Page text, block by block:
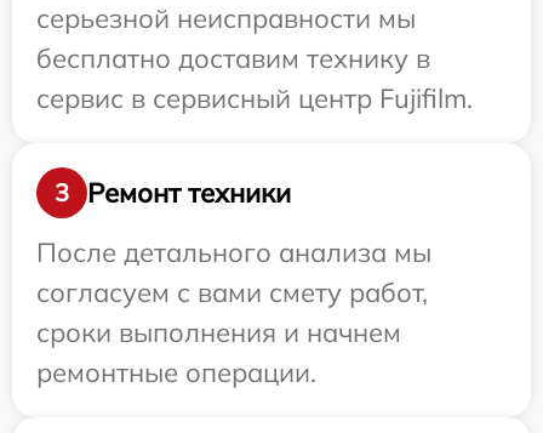
серьезной неисправности мы
бесплатно доставим технику в
сервис в сервисный центр Fujifilm.
3
Ремонт техники
После детального анализа мы
согласуем с вами смету работ,
сроки выполнения и начнем
ремонтные операции.